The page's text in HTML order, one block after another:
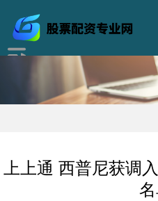
上上通 西普尼获调